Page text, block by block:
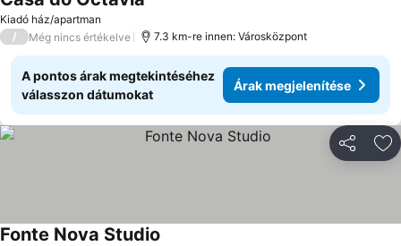
Kiadó ház/apartman
/ Még nincs értékelve 7.3 km-re innen: Városközpont
A pontos árak megtekintéséhez
válasszon dátumokat
Árak megjelenítése
Fonte Nova Studio